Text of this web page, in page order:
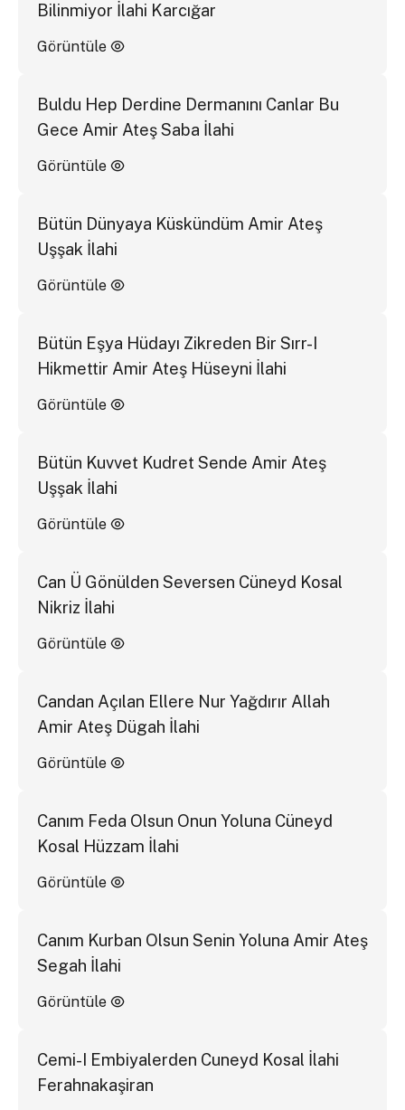
Bilinmiyor İlahi Karcığar
Görüntüle
Buldu Hep Derdine Dermanını Canlar Bu
Gece Amir Ateş Saba İlahi
Görüntüle
Bütün Dünyaya Küskündüm Amir Ateş
Uşşak İlahi
Görüntüle
Bütün Eşya Hüdayı Zikreden Bir Sırr-I
Hikmettir Amir Ateş Hüseyni İlahi
Görüntüle
Bütün Kuvvet Kudret Sende Amir Ateş
Uşşak İlahi
Görüntüle
Can Ü Gönülden Seversen Cüneyd Kosal
Nikriz İlahi
Görüntüle
Candan Açılan Ellere Nur Yağdırır Allah
Amir Ateş Dügah İlahi
Görüntüle
Canım Feda Olsun Onun Yoluna Cüneyd
Kosal Hüzzam İlahi
Görüntüle
Canım Kurban Olsun Senin Yoluna Amir Ateş
Segah İlahi
Görüntüle
Cemi-I Embiyalerden Cuneyd Kosal İlahi
Ferahnakaşiran